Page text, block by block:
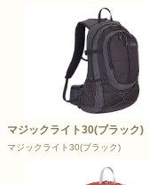
マジックライト30(ブラック)
マジックライト30(ブラック)